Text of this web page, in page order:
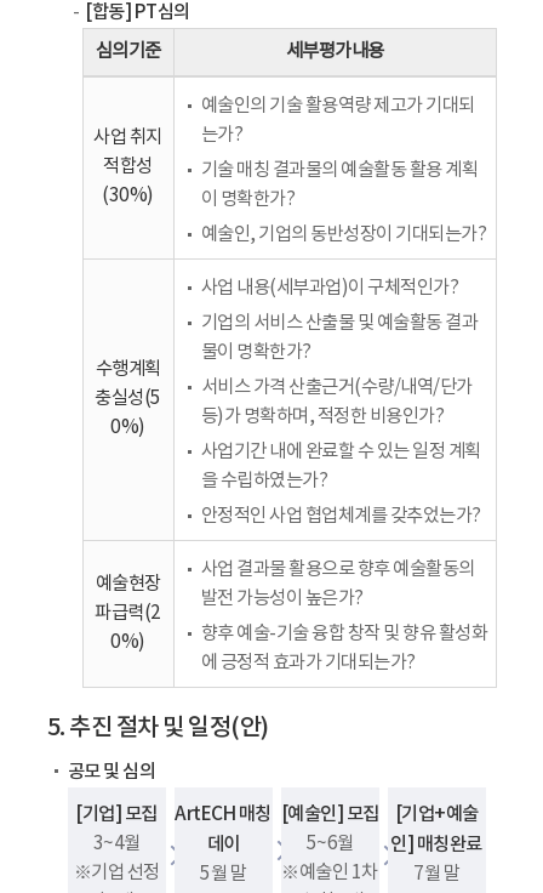
[합동] PT심의
심의기준 세부평가내용
사업 취지
적합성
(30%)
예술인의 기술 활용역량 제고가 기대되
는가?
기술 매칭 결과물의 예술활동 활용 계획
이 명확한가?
예술인, 기업의 동반성장이 기대되는가?
수행계획
충실성(5
0%)
사업 내용(세부과업)이 구체적인가?
기업의 서비스 산출물 및 예술활동 결과
물이 명확한가?
서비스 가격 산출근거(수량/내역/단가
등)가 명확하며, 적정한 비용인가?
사업기간 내에 완료할 수 있는 일정 계획
을 수립하였는가?
안정적인 사업 협업체계를 갖추었는가?
예술현장
파급력(2
0%)
사업 결과물 활용으로 향후 예술활동의
발전 가능성이 높은가?
향후 예술-기술 융합 창작 및 향유 활성화
에 긍정적 효과가 기대되는가?
5. 추진 절차 및 일정(안)
공모 및 심의
[기업] 모집
3~4월
※기업 선정
ArtECH 매칭
데이
5월 말
[예술인] 모집
5~6월
※예술인 1차
[기업+예술
인] 매칭완료
7월 말